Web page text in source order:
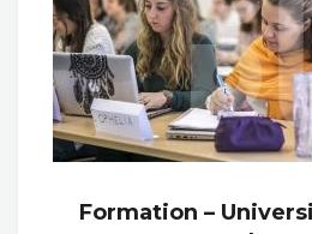
Formation –